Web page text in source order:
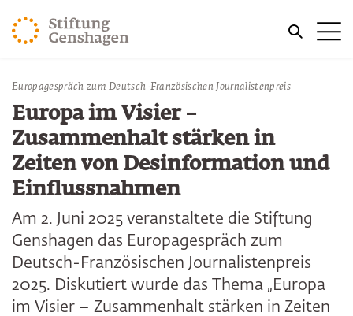
ZUM HAUPTINHALT SPRINGEN
ZUR SUCHE SPRINGEN
Europagespräch zum Deutsch-Französischen Journalistenpreis
Europa im Visier –
Zusammenhalt stärken in
Zeiten von Desinformation und
Einflussnahmen
Am 2. Juni 2025 veranstaltete die Stiftung
Genshagen das Europagespräch zum
Deutsch-Französischen Journalistenpreis
2025. Diskutiert wurde das Thema „Europa
im Visier – Zusammenhalt stärken in Zeiten